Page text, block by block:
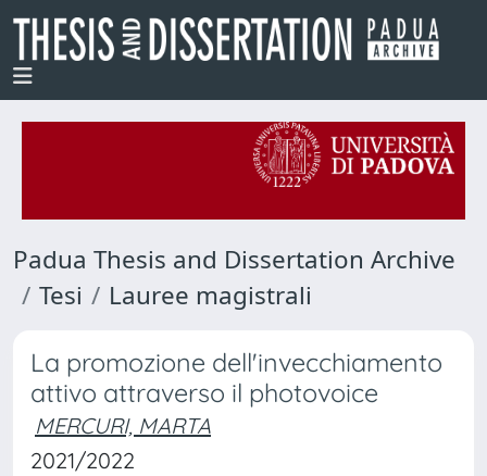
Padua Thesis and Dissertation Archive
Tesi
Lauree magistrali
La promozione dell'invecchiamento
attivo attraverso il photovoice
MERCURI, MARTA
2021/2022